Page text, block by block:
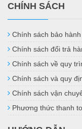
CHÍNH SÁCH
Chính sách bảo hành
Chính sách đổi trả
Chính sách về quy
Chính sách và quy
Chính sách vận
Phương thức thanh